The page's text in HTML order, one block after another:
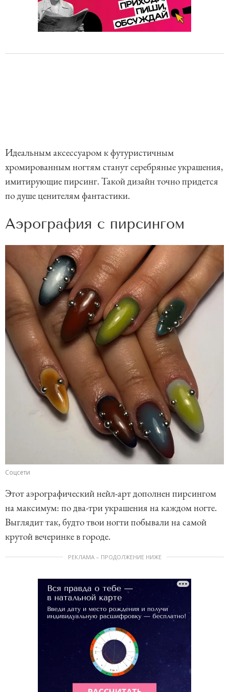
Идеальным аксессуаром к футуристичным
хромированным ногтям станут серебряные украшения,
имитирующие пирсинг. Такой дизайн точно придется
по душе ценителям фантастики.
Аэрография с пирсингом
Соцсети
Этот аэрографический нейл-арт дополнен пирсингом
на максимум: по два-три украшения на каждом ногте.
Выглядит так, будто твои ногти побывали на самой
крутой вечеринке в городе.
РЕКЛАМА – ПРОДОЛЖЕНИЕ НИЖЕ